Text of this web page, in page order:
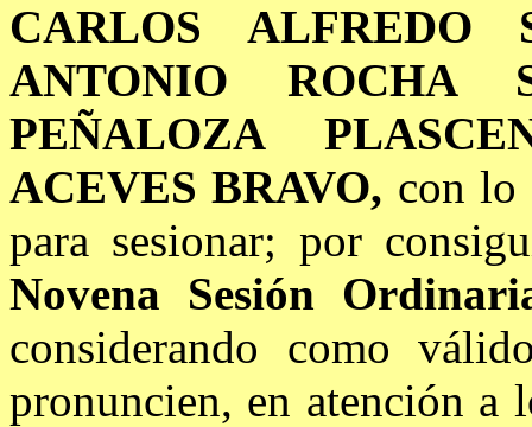
CARLOS ALFREDO
ANTONIO ROCHA
PEÑALOZA
ACEVES BRAVO, con lo
para sesionar; por
Novena Sesión
considerando como
pronuncien, en atención a